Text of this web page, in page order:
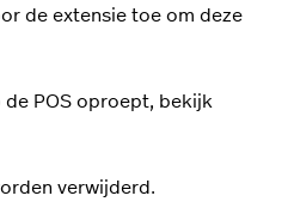
de extensie toe om deze
de POS oproept, bekijk
verwijderd.